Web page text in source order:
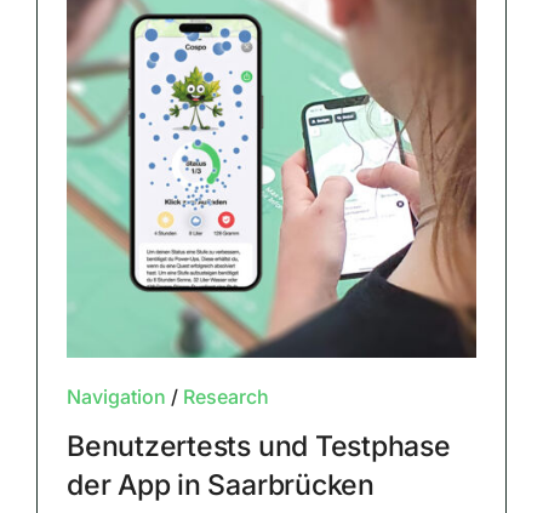
Navigation / Research
Benutzertests und Testphase
der App in Saarbrücken